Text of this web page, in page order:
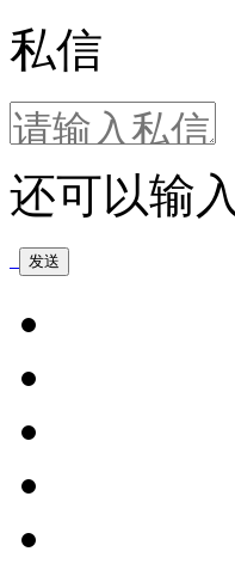
私信
还可以输入